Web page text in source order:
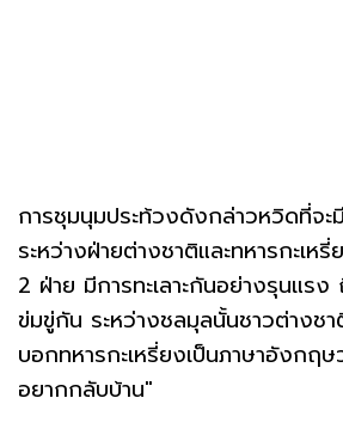
การชุมนุมประท้วงดังกล่าวหวิดที่จะ
ระหว่างฝ่ายต่างชาติและทหารกะเหรี่
2 ฝ่าย มีการทะเลาะกันอย่างรุนแร
ข่มขู่กัน ระหว่างชลมุลนั้นชาวต่างชา
บอกทหารกะเหรี่ยงเป็นภาษาอังกฤ
อยากกลับบ้าน"